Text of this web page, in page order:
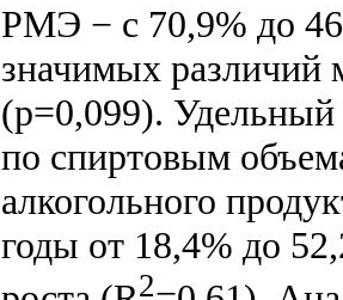
РМЭ − с 70,9% до
значимых различий
(p=0,099). Удельный
по спиртовым
алкогольного
годы от 18,4% до
2